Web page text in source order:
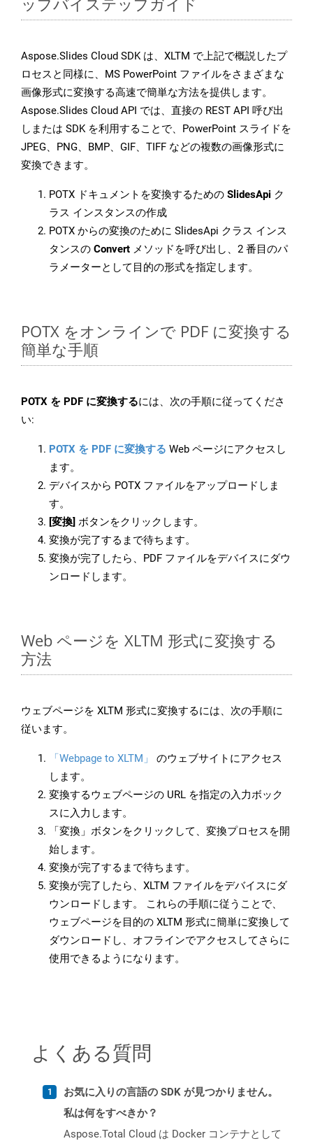
Aspose.Slides Cloud SDK は、XLTM で上記で概説したプ
ロセスと同様に、MS PowerPoint ファイルをさまざまな
画像形式に変換する高速で簡単な方法を提供します。
Aspose.Slides Cloud API では、直接の REST API 呼び出
しまたは SDK を利用することで、PowerPoint スライドを
JPEG、PNG、BMP、GIF、TIFF などの複数の画像形式に
変換できます。
POTX ドキュメントを変換するための SlidesApi ク
ラス インスタンスの作成
POTX からの変換のために SlidesApi クラス インス
タンスの Convert メソッドを呼び出し、2 番目のパ
ラメーターとして目的の形式を指定します。
POTX をオンラインで PDF に変換する
簡単な手順
POTX を PDF に変換するには、次の手順に従ってくださ
い:
POTX を PDF に変換する Web ページにアクセスし
ます。
デバイスから POTX ファイルをアップロードしま
す。
[変換] ボタンをクリックします。
変換が完了するまで待ちます。
変換が完了したら、PDF ファイルをデバイスにダウ
ンロードします。
Web ページを XLTM 形式に変換する
方法
ウェブページを XLTM 形式に変換するには、次の手順に
従います。
「Webpage to XLTM」
のウェブサイトにアクセス
します。
変換するウェブページの URL を指定の入力ボック
スに入力します。
「変換」ボタンをクリックして、変換プロセスを開
始します。
変換が完了するまで待ちます。
変換が完了したら、XLTM ファイルをデバイスにダ
ウンロードします。 これらの手順に従うことで、
ウェブページを目的の XLTM 形式に簡単に変換して
ダウンロードし、オフラインでアクセスしてさらに
使用できるようになります。
よくある質問
お気に入りの言語の SDK が見つかりません。
私は何をすべきか？
Aspose.Total Cloud は Docker コンテナとして